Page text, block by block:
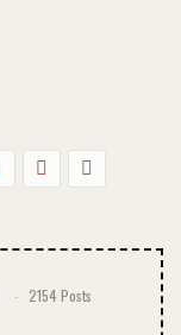
2154 Posts